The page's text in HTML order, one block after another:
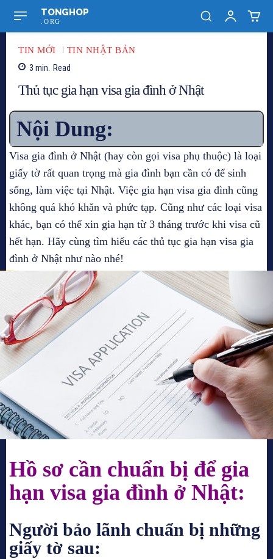
TONGHOP
.ORG
TIN MỚI
TIN NHẬT BẢN
3 min. Read
Thủ tục gia hạn visa gia đình ở Nhật
Nội Dung:
Visa gia đình ở Nhật (hay còn gọi visa phụ thuộc) là loại
giấy tờ rất quan trọng mà gia đình bạn cần có để sinh
sống, làm việc tại Nhật. Việc gia hạn visa gia đình cũng
không quá khó khăn và phức tạp. Cũng như các loại visa
khác, bạn có thể xin gia hạn từ 3 tháng trước khi visa cũ
hết hạn. Hãy cùng tìm hiểu các thủ tục gia hạn visa gia
đình ở Nhật như nào nhé!
Hồ sơ cần chuẩn bị để gia
hạn visa gia đình ở Nhật:
Người bảo lãnh chuẩn bị những
giấy tờ sau: